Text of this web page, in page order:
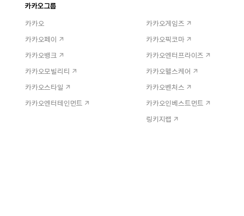
카카오그룹
카카오
카카오페이
카카오뱅크
카카오모빌리티
카카오스타일
카카오엔터테인먼트
카카오게임즈
카카오픽코마
카카오엔터프라이즈
카카오헬스케어
카카오벤처스
카카오인베스트먼트
링키지랩